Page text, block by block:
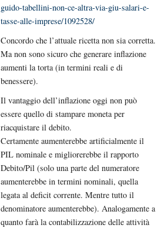
guido-tabellini-non-ce-altra-via-giu-salari-e-
tasse-alle-imprese/1092528/
Concordo che l’attuale ricetta non sia corretta.
Ma non sono sicuro che generare inflazione
aumenti la torta (in termini reali e di
benessere).
Il vantaggio dell’inflazione oggi non può
essere quello di stampare moneta per
riacquistare il debito.
Certamente aumenterebbe artificialmente il
PIL nominale e migliorerebbe il rapporto
Debito/Pil (solo una parte del numeratore
aumenterebbe in termini nominali, quella
legata al deficit corrente. Mentre tutto il
denominatore aumenterebbe). Analogamente a
quanto farà la contabilizzazione delle attività